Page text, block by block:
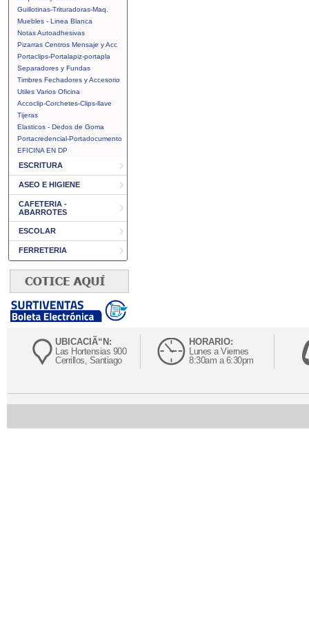
Guillotinas-Trituradoras-Maq.
Muebles - Linea Blanca
Notas Autoadhesivas
Pizarras Centros Mensaje y Acc
Portaclips-Portalapiz-portapla
Separadores y Fundas
Timbres Fechadores y Accesorio
Utiles Varios Oficina
Accoclip-Corchetes-Clips-llave
Tijeras
Elasticos - Dedos de Goma
Portacredencial-Portadocumento
EFICINA EN DP
ESCRITURA
ASEO E HIGIENE
CAFETERIA -
ABARROTES
ESCOLAR
FERRETERIA
UBICACIÃ“N:
Las Hortensias 900
Cerrillos, Santiago
HORARIO:
Lunes a Viernes
8:30am a 6:30pm